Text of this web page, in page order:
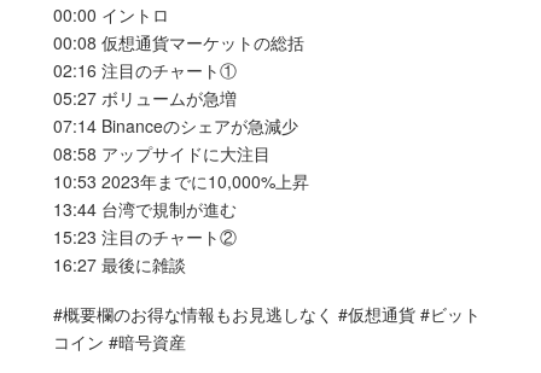
00:00 イントロ
00:08 仮想通貨マーケットの総括
02:16 注目のチャート①
05:27 ボリュームが急増
07:14 Binanceのシェアが急減少
08:58 アップサイドに大注目
10:53 2023年までに10,000%上昇
13:44 台湾で規制が進む
15:23 注目のチャート②
16:27 最後に雑談
#概要欄のお得な情報もお見逃しなく #仮想通貨 #ビット
コイン #暗号資産